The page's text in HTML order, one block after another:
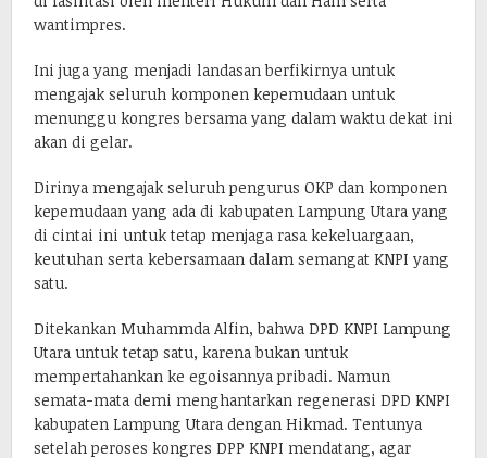
wantimpres.
Ini juga yang menjadi landasan berfikirnya untuk
mengajak seluruh komponen kepemudaan untuk
menunggu kongres bersama yang dalam waktu dekat ini
akan di gelar.
Dirinya mengajak seluruh pengurus OKP dan komponen
kepemudaan yang ada di kabupaten Lampung Utara yang
di cintai ini untuk tetap menjaga rasa kekeluargaan,
keutuhan serta kebersamaan dalam semangat KNPI yang
satu.
Ditekankan Muhammda Alfin, bahwa DPD KNPI Lampung
Utara untuk tetap satu, karena bukan untuk
mempertahankan ke egoisannya pribadi. Namun
semata-mata demi menghantarkan regenerasi DPD KNPI
kabupaten Lampung Utara dengan Hikmad. Tentunya
setelah peroses kongres DPP KNPI mendatang, agar